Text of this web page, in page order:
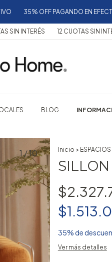
OFF PAGANDO EN EFECTIVO
12 CUOTAS SIN INTERÉS 12
BLOG
1/10 Inicio > ESPACIOS
35% de
Ver más detalles